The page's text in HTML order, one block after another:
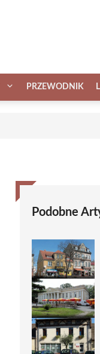
PRZEWODNIK
Podobne